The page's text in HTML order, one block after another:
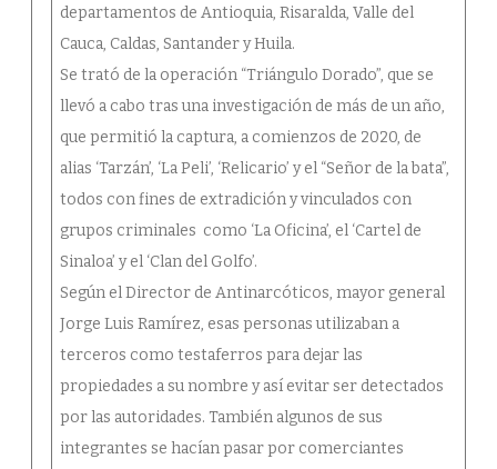
departamentos de Antioquia, Risaralda, Valle del
Cauca, Caldas, Santander y Huila.
Se trató de la operación “Triángulo Dorado”, que se
llevó a cabo tras una investigación de más de un año,
que permitió la captura, a comienzos de 2020, de
alias ‘Tarzán’, ‘La Peli’, ‘Relicario’ y el “Señor de la bata”,
todos con fines de extradición y vinculados con
grupos criminales como ‘La Oficina’, el ‘Cartel de
Sinaloa’ y el ‘Clan del Golfo’.
Según el Director de Antinarcóticos, mayor general
Jorge Luis Ramírez, esas personas utilizaban a
terceros como testaferros para dejar las
propiedades a su nombre y así evitar ser detectados
por las autoridades. También algunos de sus
integrantes se hacían pasar por comerciantes